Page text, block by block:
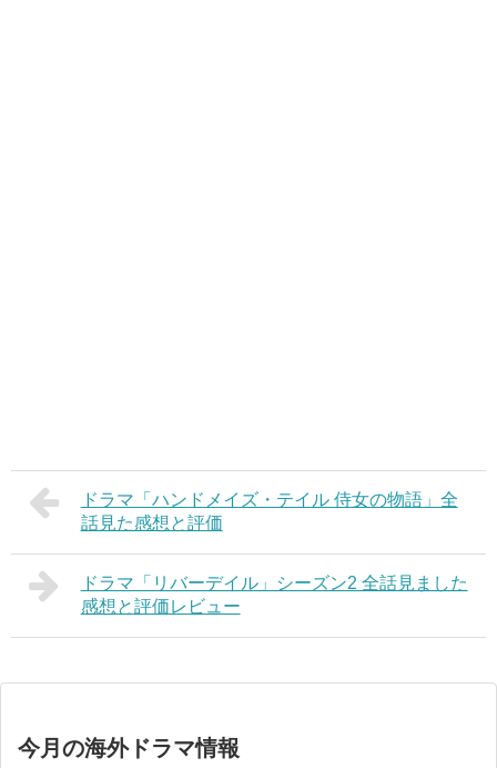
ドラマ「ハンドメイズ・テイル 侍女の物語」全
話見た感想と評価
ドラマ「リバーデイル」シーズン2 全話見ました
感想と評価レビュー
今月の海外ドラマ情報